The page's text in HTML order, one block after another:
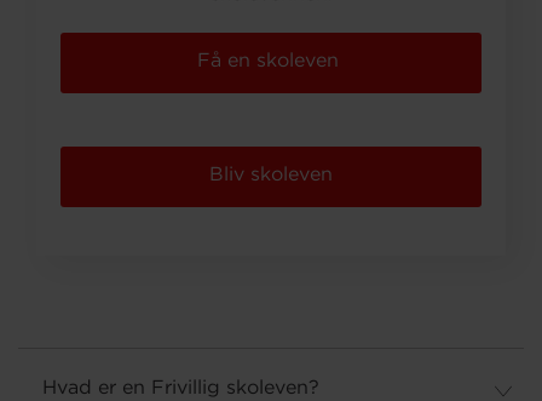
Få en skoleven
Bliv skoleven
Hvad er en Frivillig skoleven?